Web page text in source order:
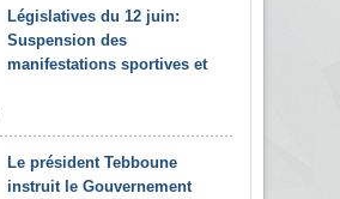
Législatives du 12 juin:
Suspension des
manifestations sportives et
Le président Tebboune
instruit le Gouvernement